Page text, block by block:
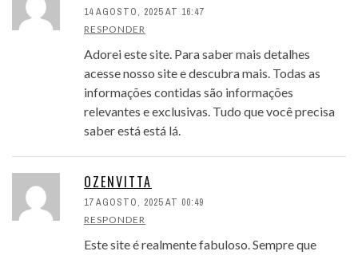
14 AGOSTO, 2025 AT 16:47
RESPONDER
Adorei este site. Para saber mais detalhes
acesse nosso site e descubra mais. Todas as
informações contidas são informações
relevantes e exclusivas. Tudo que você precisa
saber está está lá.
OZENVITTA
17 AGOSTO, 2025 AT 00:49
RESPONDER
Este site é realmente fabuloso. Sempre que